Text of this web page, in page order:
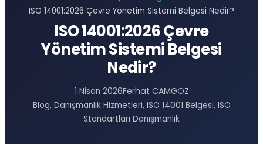
ISO 14001:2026 Çevre Yönetim Sistemi Belgesi Nedir?
ISO 14001:2026 Çevre
Yönetim Sistemi Belgesi
Nedir?
1 Nisan 2026Ferhat CAMGÖZ
Blog, Danışmanlık Hizmetleri, ISO 14001 Belgesi, ISO
Standartları Danışmanlık